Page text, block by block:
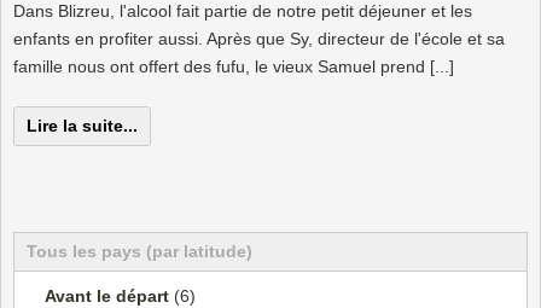
Dans Blizreu, l'alcool fait partie de notre petit déjeuner et les
enfants en profiter aussi. Après que Sy, directeur de l'école et sa
famille nous ont offert des fufu, le vieux Samuel prend [...]
Lire la suite...
Tous les pays (par latitude)
Avant le départ (6)